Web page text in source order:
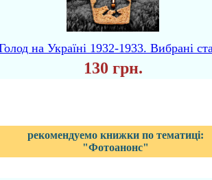
на Україні 1932-1933. Вибрані
130 грн.
рекомендуемо книжки по тематиці:
"Фотоанонс"